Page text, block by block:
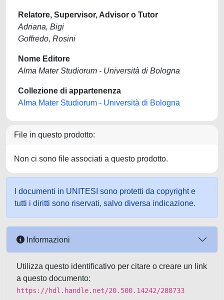
Relatore, Supervisor, Advisor o Tutor
Adriana, Bigi
Goffredo, Rosini
Nome Editore
Alma Mater Studiorum - Università di Bologna
Collezione di appartenenza
Alma Mater Studiorum - Università di Bologna
File in questo prodotto:
Non ci sono file associati a questo prodotto.
I documenti in UNITESI sono protetti da copyright e
tutti i diritti sono riservati, salvo diversa indicazione.
Informazioni
Utilizza questo identificativo per citare o creare un link
a questo documento:
https://hdl.handle.net/20.500.14242/288733